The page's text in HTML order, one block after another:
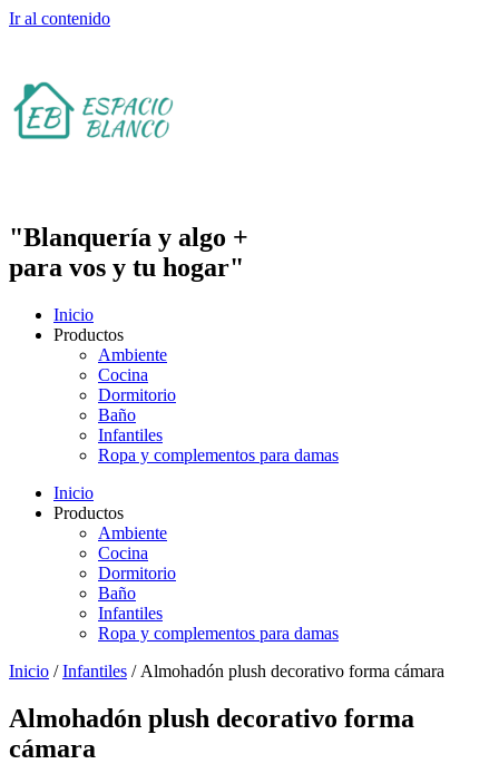
Ir al contenido
"Blanquería y algo +
para vos y tu hogar"
Inicio
Productos
Ambiente
Cocina
Dormitorio
Baño
Infantiles
Ropa y complementos para damas
Inicio
Productos
Ambiente
Cocina
Dormitorio
Baño
Infantiles
Ropa y complementos para damas
Inicio /Infantiles / Almohadón plush decorativo forma cámara
Almohadón plush decorativo forma
cámara